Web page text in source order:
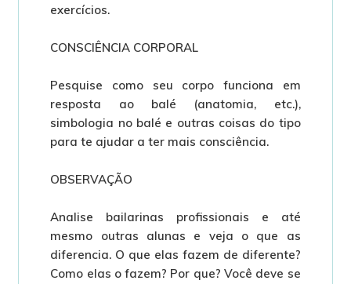
exercícios.
CONSCIÊNCIA CORPORAL
Pesquise como seu corpo funciona em
resposta ao balé (anatomia, etc.),
simbologia no balé e outras coisas do tipo
para te ajudar a ter mais consciência.
OBSERVAÇÃO
Analise bailarinas profissionais e até
mesmo outras alunas e veja o que as
diferencia. O que elas fazem de diferente?
Como elas o fazem? Por que? Você deve se